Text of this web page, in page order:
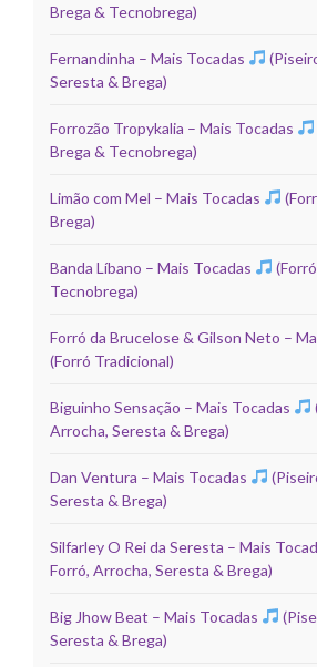
Brega & Tecnobrega)
Fernandinha – Mais Tocadas
Seresta & Brega)
Forrozão Tropykalia – Mais Tocadas
Brega & Tecnobrega)
Limão com Mel – Mais Tocadas
Brega)
Banda Líbano – Mais Tocadas
Tecnobrega)
Forró da Brucelose & Gilson Neto –
(Forró Tradicional)
Biguinho Sensação – Mais Tocadas
Arrocha, Seresta & Brega)
Dan Ventura – Mais Tocadas
Seresta & Brega)
Silfarley O Rei da Seresta – Mais
Forró, Arrocha, Seresta & Brega)
Big Jhow Beat – Mais Tocadas
Seresta & Brega)